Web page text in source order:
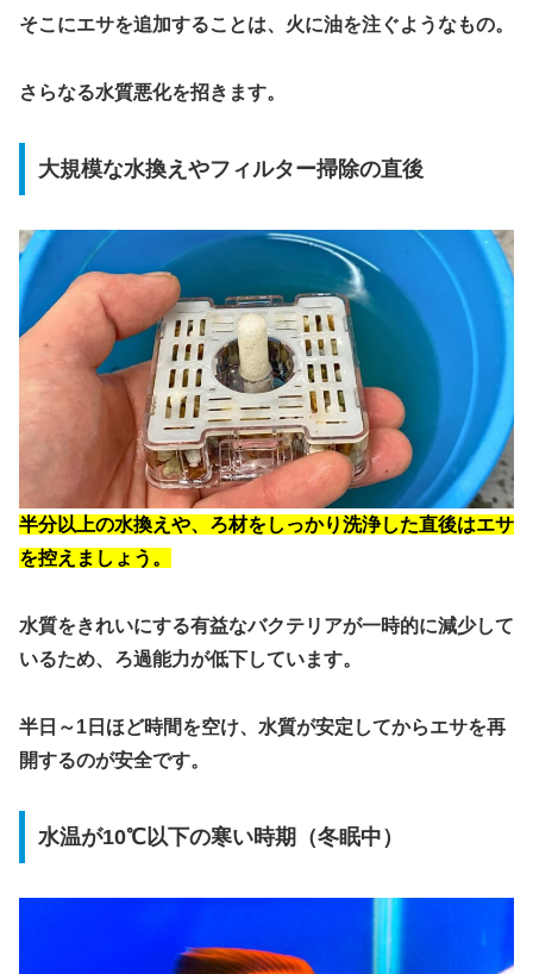
そこにエサを追加することは、火に油を注ぐようなもの。
さらなる水質悪化を招きます。
大規模な水換えやフィルター掃除の直後
半分以上の水換えや、ろ材をしっかり洗浄した直後はエサ
を控えましょう。
水質をきれいにする有益なバクテリアが一時的に減少して
いるため、ろ過能力が低下しています。
半日～1日ほど時間を空け、水質が安定してからエサを再
開するのが安全です。
水温が10℃以下の寒い時期（冬眠中）